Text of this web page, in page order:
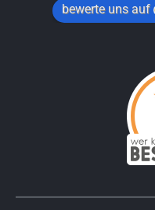
bewerte uns auf